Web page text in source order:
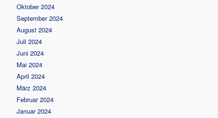
Oktober 2024
September 2024
August 2024
Juli 2024
Juni 2024
Mai 2024
April 2024
März 2024
Februar 2024
Januar 2024